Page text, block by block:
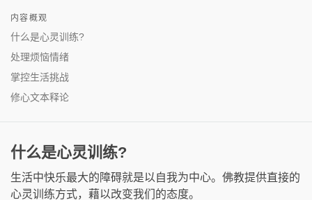
内容概观
什么是心灵训练?
处理烦恼情绪
掌控生活挑战
修心文本释论
什么是心灵训练?
生活中快乐最大的障碍就是以自我为中心。佛教提供直接的
心灵训练方式，藉以改变我们的态度。